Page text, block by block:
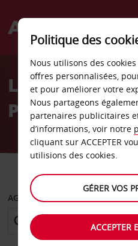
Welcome
AvisLocation de
Ponferrada
AGENCE DE DÉPART
Politique des
Nous utilisons des
offres personnalisées,
et pour améliorer votre
Nous partageons
partenaires publicitaires
d’informations, voir notre
cliquant sur ACCEPTER
utilisions des cookies.
GÉRER VOS
ACCEPTER